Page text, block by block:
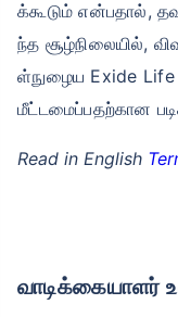
க்கூடும் என்பதால்,
ந்த சூழ்நிலையில்,
ள்நுழைய Exide
மீட்டமைப்பதற்கான
Read in English